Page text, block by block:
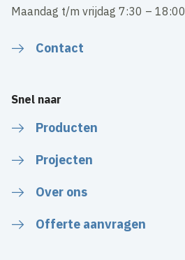
Maandag t/m vrijdag 7:30 – 18:00
Contact
Snel naar
Producten
Projecten
Over ons
Offerte aanvragen